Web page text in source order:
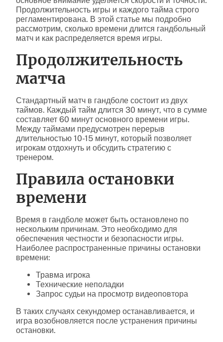
Продолжительность игры и каждого тайма строго
регламентирована. В этой статье мы подробно
рассмотрим, сколько времени длится гандбольный
матч и как распределяется время игры.
Продолжительность
матча
Стандартный матч в гандболе состоит из двух
таймов. Каждый тайм длится 30 минут, что в сумме
составляет 60 минут основного времени игры.
Между таймами предусмотрен перерыв
длительностью 10-15 минут, который позволяет
игрокам отдохнуть и обсудить стратегию с
тренером.
Правила остановки
времени
Время в гандболе может быть остановлено по
нескольким причинам. Это необходимо для
обеспечения честности и безопасности игры.
Наиболее распространенные причины остановки
времени:
Травма игрока
Технические неполадки
Запрос судьи на просмотр видеоповтора
В таких случаях секундомер останавливается, и
игра возобновляется после устранения причины
остановки.